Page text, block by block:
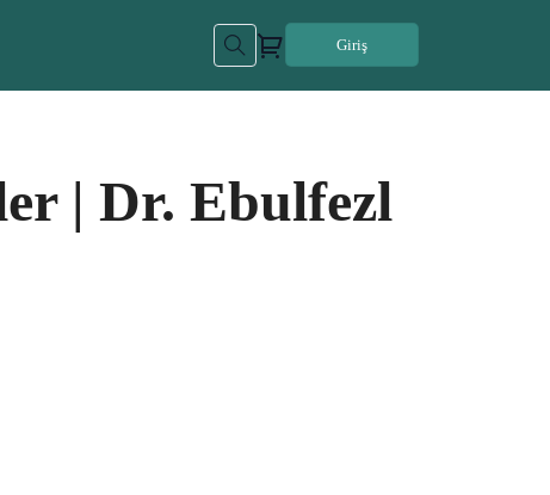
Giriş
| Dr. Ebulfezl